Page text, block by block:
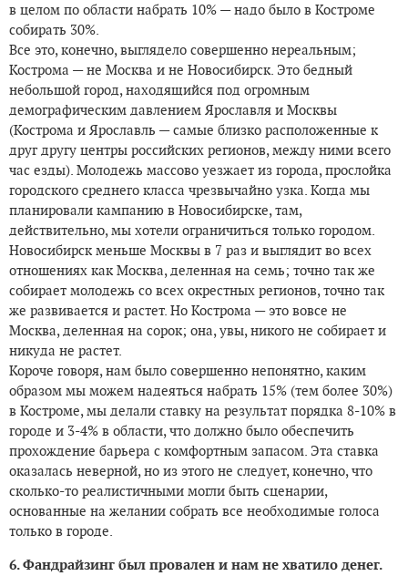
в целом по области набрать 10% — надо было в Костроме
собирать 30%.
Все это, конечно, выглядело совершенно нереальным;
Кострома — не Москва и не Новосибирск. Это бедный
небольшой город, находящийся под огромным
демографическим давлением Ярославля и Москвы
(Кострома и Ярославль — самые близко расположенные к
друг другу центры российских регионов, между ними всего
час езды). Молодежь массово уезжает из города, прослойка
городского среднего класса чрезвычайно узка. Когда мы
планировали кампанию в Новосибирске, там,
действительно, мы хотели ограничиться только городом.
Новосибирск меньше Москвы в 7 раз и выглядит во всех
отношениях как Москва, деленная на семь; точно так же
собирает молодежь со всех окрестных регионов, точно так
же развивается и растет. Но Кострома — это вовсе не
Москва, деленная на сорок; она, увы, никого не собирает и
никуда не растет.
Короче говоря, нам было совершенно непонятно, каким
образом мы можем надеяться набрать 15% (тем более 30%)
в Костроме, мы делали ставку на результат порядка 8-10% в
городе и 3-4% в области, что должно было обеспечить
прохождение барьера с комфортным запасом. Эта ставка
оказалась неверной, но из этого не следует, конечно, что
сколько-то реалистичными могли быть сценарии,
основанные на желании собрать все необходимые голоса
только в городе.
6. Фандрайзинг был провален и нам не хватило денег.